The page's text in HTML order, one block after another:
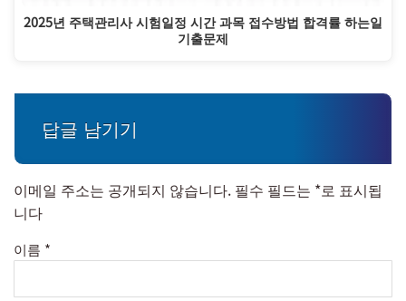
2025년 주택관리사 시험일정 시간 과목 접수방법 합격률 하는일
기출문제
답글 남기기
이메일 주소는 공개되지 않습니다. 필수 필드는 *로 표시됩
니다
이름 *